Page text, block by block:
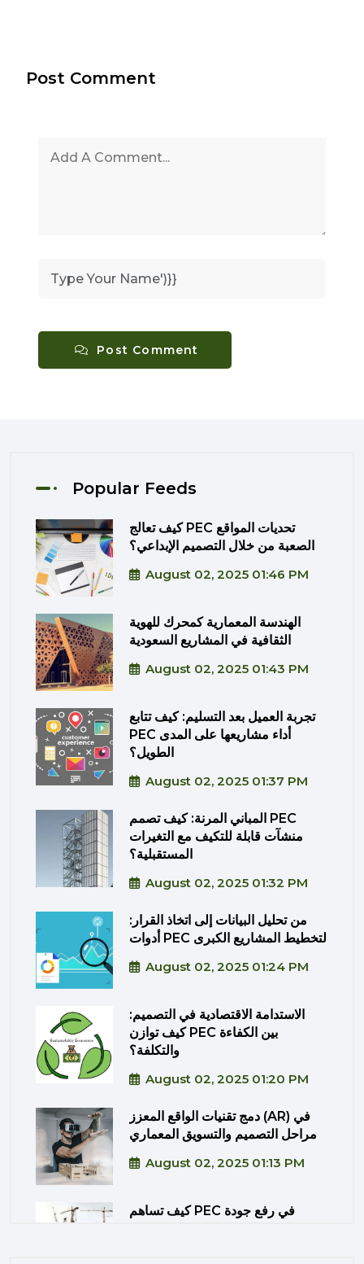
Post Comment
Post Comment
Popular Feeds
كيف تعالج PEC تحديات المواقع
الصعبة من خلال التصميم الإبداعي؟
August 02, 2025 01:46 PM
الهندسة المعمارية كمحرك للهوية
الثقافية في المشاريع السعودية
August 02, 2025 01:43 PM
تجربة العميل بعد التسليم: كيف تتابع
PEC أداء مشاريعها على المدى
الطويل؟
August 02, 2025 01:37 PM
المباني المرنة: كيف تصمم PEC
منشآت قابلة للتكيف مع التغيرات
المستقبلية؟
August 02, 2025 01:32 PM
من تحليل البيانات إلى اتخاذ القرار:
أدوات PEC لتخطيط المشاريع الكبرى
August 02, 2025 01:24 PM
الاستدامة الاقتصادية في التصميم:
كيف توازن PEC بين الكفاءة
والتكلفة؟
August 02, 2025 01:20 PM
دمج تقنيات الواقع المعزز (AR) في
مراحل التصميم والتسويق المعماري
August 02, 2025 01:13 PM
كيف تساهم PEC في رفع جودة